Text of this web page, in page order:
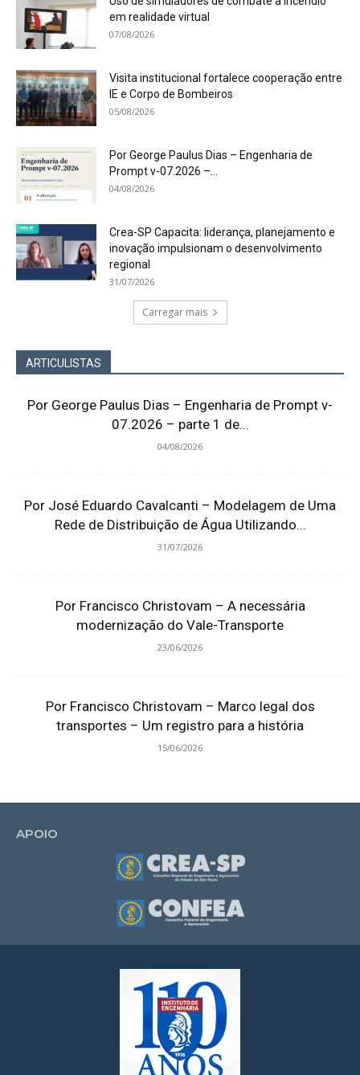
em realidade virtual
07/08/2026
Visita institucional fortalece cooperação entre
IE e Corpo de Bombeiros
05/08/2026
Por George Paulus Dias – Engenharia de
Prompt v-07.2026 –...
04/08/2026
Crea-SP Capacita: liderança, planejamento e
inovação impulsionam o desenvolvimento
regional
31/07/2026
Carregar mais
ARTICULISTAS
Por George Paulus Dias – Engenharia de Prompt v-
07.2026 – parte 1 de...
04/08/2026
Por José Eduardo Cavalcanti – Modelagem de Uma
Rede de Distribuição de Água Utilizando...
31/07/2026
Por Francisco Christovam – A necessária
modernização do Vale-Transporte
23/06/2026
Por Francisco Christovam – Marco legal dos
transportes – Um registro para a história
15/06/2026
APOIO